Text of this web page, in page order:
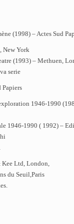
(1998) – Actes Sud
New York
(1993) – Methuen,
serie
Papiers
1946-1990
1946-1990 ( 1992) –
Ltd, London,
du Seuil,Paris